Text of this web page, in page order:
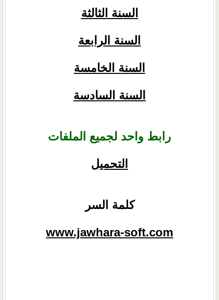
السنة الثالثة
السنة الرابعة
السنة الخامسة
السنة السادسة
رابط واحد لجميع الملفات
التحميل
كلمة السر
www.jawhara-soft.com